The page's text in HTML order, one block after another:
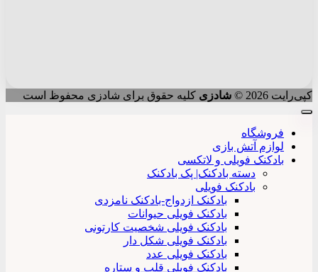
کپی‌رایت 2026 © شادزی کلیه حقوق برای شادزی محفوظ است
فروشگاه
لوازم آتش بازی
بادکنک فویلی و لاتکسی
دسته بادکنک| پک بادکنک
بادکنک فویلی
بادکنک ازدواج-بادکنک نامزدی
بادکنک فویلی حیوانات
بادکنک فویلی شخصیت کارتونی
بادکنک فویلی شکل دار
بادکنک فویلی عدد
بادکنک فویلی قلب و ستاره